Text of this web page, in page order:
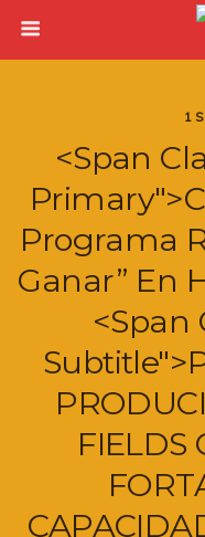
1
<span
Programa
Ganar” En
<span
FIELDS